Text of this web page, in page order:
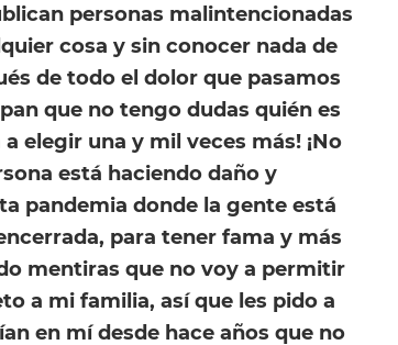
personas malintencionadas
cosa y sin conocer nada de
de todo el dolor que pasamos
que no tengo dudas quién es
elegir una y mil veces más! ¡No
está haciendo daño y
pandemia donde la gente está
para tener fama y más
mentiras que no voy a permitir
a mi familia, así que les pido a
en mí desde hace años que no